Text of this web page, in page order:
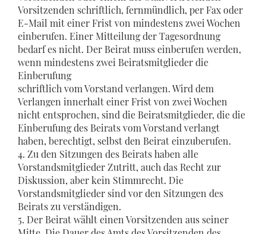
Vorsitzenden schriftlich, fernmündlich, per Fax oder
E-Mail mit einer Frist von mindestens zwei Wochen
einberufen. Einer Mitteilung der Tagesordnung
bedarf es nicht. Der Beirat muss einberufen werden,
wenn mindestens zwei Beiratsmitglieder die
Einberufung
schriftlich vom Vorstand verlangen. Wird dem
Verlangen innerhalt einer Frist von zwei Wochen
nicht entsprochen, sind die Beiratsmitglieder, die die
Einberufung des Beirats vom Vorstand verlangt
haben, berechtigt, selbst den Beirat einzuberufen.
4. Zu den Sitzungen des Beirats haben alle
Vorstandsmitglieder Zutritt, auch das Recht zur
Diskussion, aber kein Stimmrecht. Die
Vorstandsmitglieder sind vor den Sitzungen des
Beirats zu verständigen.
5. Der Beirat wählt einen Vorsitzenden aus seiner